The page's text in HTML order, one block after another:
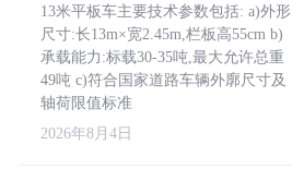
13米平板车主要技术参数包括: a)外形
尺寸:长13m×宽2.45m,栏板高55cm b)
承载能力:标载30-35吨,最大允许总重
49吨 c)符合国家道路车辆外廓尺寸及
轴荷限值标准
2026年8月4日